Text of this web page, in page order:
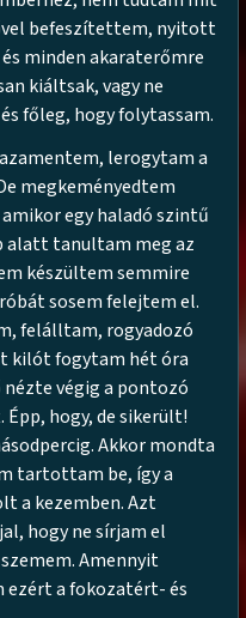
befeszítettem, nyitott
minden akaraterőmre
kiáltsak, vagy ne
főleg, hogy folytassam.
lerogytam a
megkeményedtem
egy haladó szintű
alatt tanultam meg az
készültem semmire
sosem felejtem el.
felálltam, rogyadozó
kilót fogytam hét óra
nézte végig a pontozó
hogy, de sikerült!
Akkor mondta
tartottam be, így a
a kezemben. Azt
hogy ne sírjam el
Amennyit
a fokozatért- és